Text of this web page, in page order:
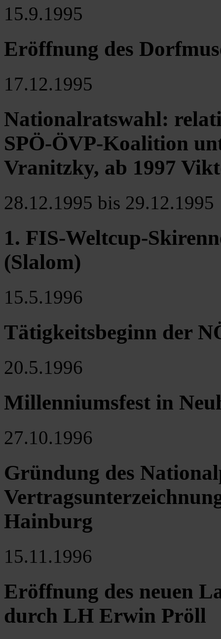
15.9.1995
Eröffnung des
17.12.1995
Nationalratswahl:
SPÖ-ÖVP-Koalition
Vranitzky, ab 1997
28.12.1995 bis 29.12.1995
1. FIS-Weltcup-
(Slalom)
15.5.1996
Tätigkeitsbeginn der
20.5.1996
Millenniumsfest in
27.10.1996
Gründung des
Hainburg
15.11.1996
Eröffnung des neuen
durch LH Erwin Pröll